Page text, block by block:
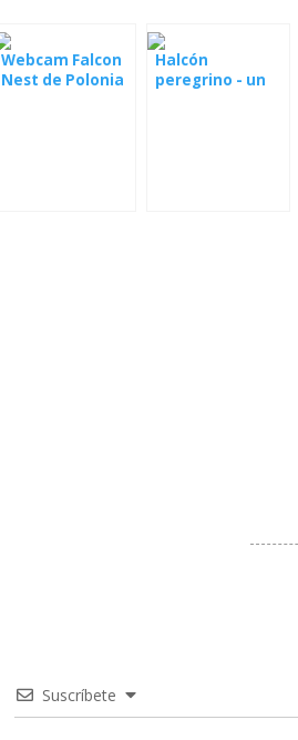
Webcam Falcon
Nest de Polonia
Halcón
peregrino - un
Suscríbete